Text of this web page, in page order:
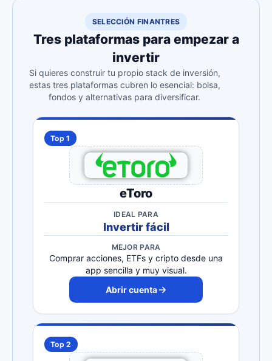
SELECCIÓN FINANTRES
Tres plataformas para empezar a
invertir
Si quieres construir tu propio stack de inversión,
estas tres plataformas cubren lo esencial: bolsa,
fondos y alternativas para diversificar.
Top 1
eToro
IDEAL PARA
Invertir fácil
MEJOR PARA
Comprar acciones, ETFs y cripto desde una
app sencilla y muy visual.
Abrir cuenta
Top 2